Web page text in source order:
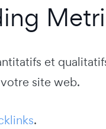
et
site web.
.